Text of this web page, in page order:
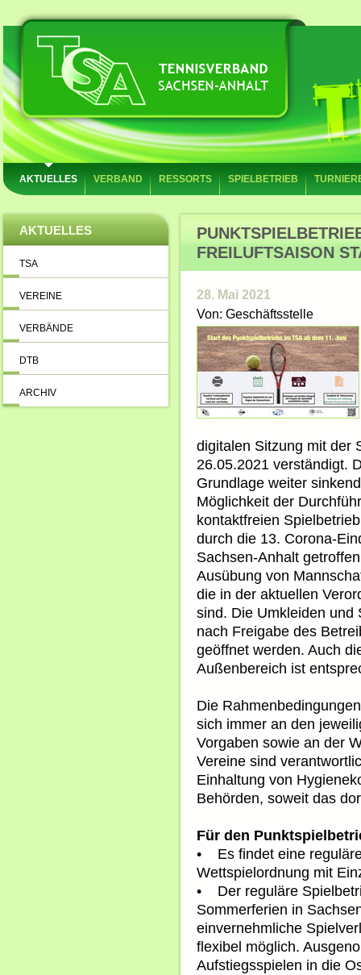
AKTUELLES VERBAND RESSORTS SPIELBETRIEB
AKTUELLES
TSA
VEREINE
VERBÄNDE
DTB
ARCHIV
FREILUFTSAISON
28. Mai 2021
Von: Geschäftsstelle
digitalen Sitzung mit der
26.05.2021 verständigt.
Grundlage weiter
Möglichkeit der
kontaktfreien
durch die 13. Corona-
Sachsen-Anhalt
Ausübung von
die in der aktuellen
sind. Die Umkleiden und
nach Freigabe des
geöffnet werden. Auch
Außenbereich ist
Die
sich immer an den
Vorgaben sowie an der
Vereine sind
Einhaltung von
Behörden, soweit das
Für den
• Es findet eine
Wettspielordnung mit
• Der reguläre
Sommerferien in
einvernehmliche
flexibel möglich.
Aufstiegsspielen in die